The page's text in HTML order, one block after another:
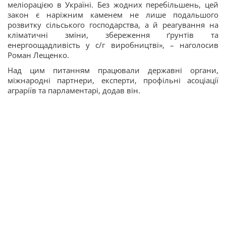
меліорацією в Україні. Без жодних перебільшень, цей
закон є наріжним каменем не лише подальшого
розвитку сільського господарства, а й реагування на
кліматичні зміни, збереження ґрунтів та
енергоощадливість у с/г виробництві», – наголосив
Роман Лещенко.
Над цим питанням працювали державні органи,
міжнародні партнери, експерти, профільні асоціації
аграріїв та парламентарі, додав він.